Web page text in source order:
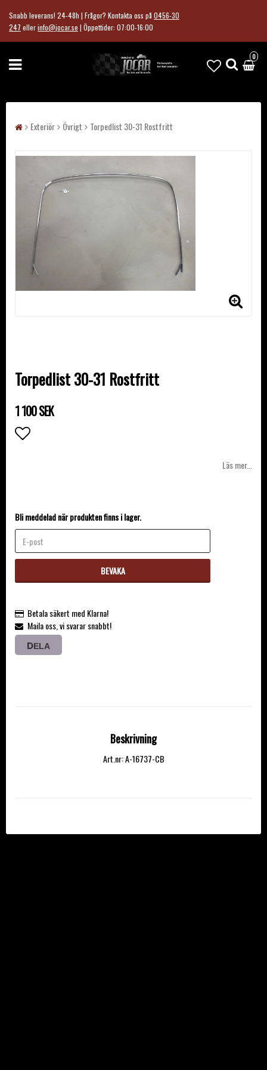
Snabb leverans! 24-48h | Frågor? Kontakta oss på 0456-30
247 ellerinfo@jocar.se | Öppettider: 07:00-16:00
0
Exteriör Övrigt Torpedlist 30-31 Rostfritt
Torpedlist 30-31 Rostfritt
1 100 SEK
Läs mer...
Bli meddelad när produkten finns i lager.
BEVAKA
Betala säkert med Klarna!
Maila oss, vi svarar snabbt!
DELA
Beskrivning
Art.nr: A-16737-CB